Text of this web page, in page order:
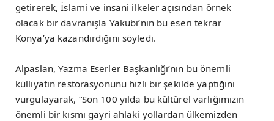
getirerek, İslami ve insani ilkeler açısından örnek
olacak bir davranışla Yakubi’nin bu eseri tekrar
Konya’ya kazandırdığını söyledi.
Alpaslan, Yazma Eserler Başkanlığı’nın bu önemli
külliyatın restorasyonunu hızlı bir şekilde yaptığını
vurgulayarak, “Son 100 yılda bu kültürel varlığımızın
önemli bir kısmı gayri ahlaki yollardan ülkemizden